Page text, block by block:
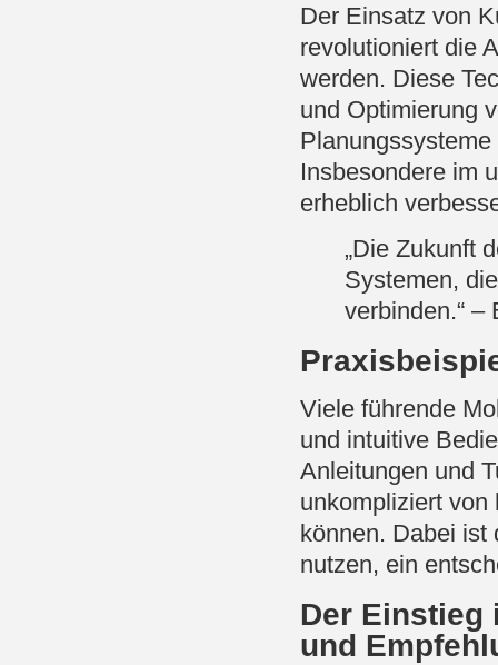
Der Einsatz von
revolutioniert die
werden. Diese
und Optimierung
Insbesondere im
erheblich
„Die Zukunft
Systemen,
verbinden.“ –
Viele führende
und intuitive
Anleitungen und
unkompliziert von
können. Dabei ist
nutzen, ein
Der Einstieg
und